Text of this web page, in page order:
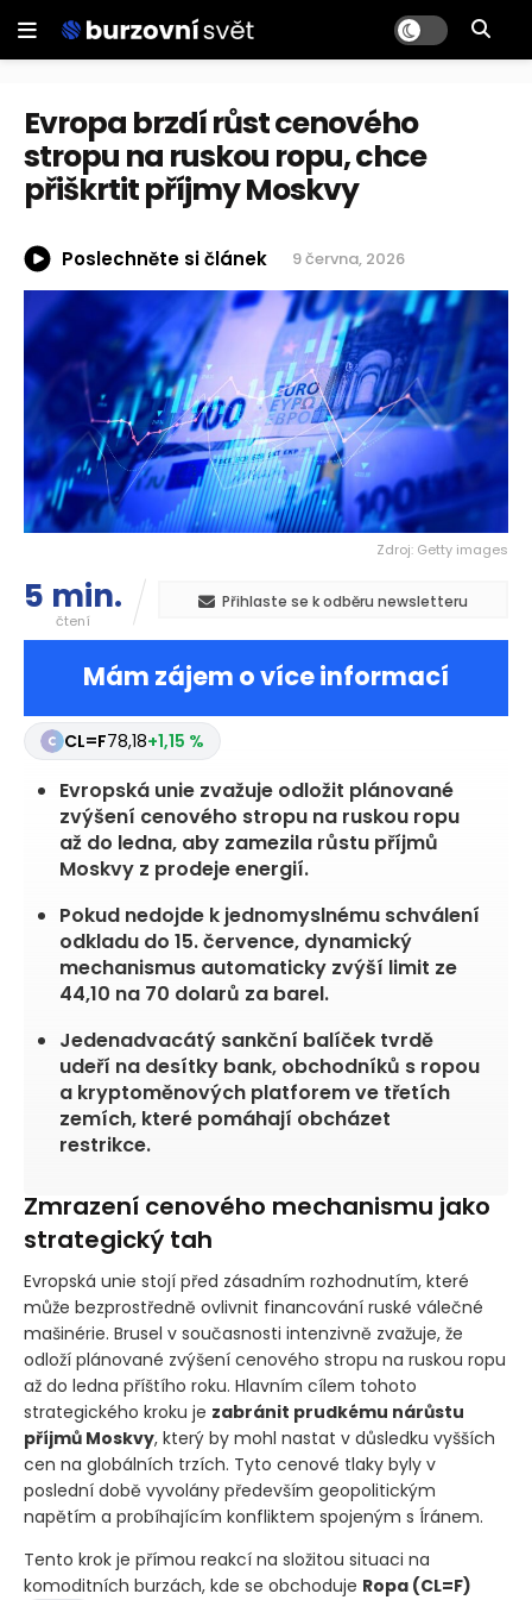
Evropa brzdí růst cenového
stropu na ruskou ropu, chce
přiškrtit příjmy Moskvy
Poslechněte si článek 9 června, 2026
Zdroj: Getty images
5 min.
čtení
Přihlaste se k odběru newsletteru
Mám zájem o více informací
CL=F78,18+1,15 %
Evropská unie zvažuje odložit plánované
zvýšení cenového stropu na ruskou ropu
až do ledna, aby zamezila růstu příjmů
Moskvy z prodeje energií.
Pokud nedojde k jednomyslnému schválení
odkladu do 15. července, dynamický
mechanismus automaticky zvýší limit ze
44,10 na 70 dolarů za barel.
Jedenadvacátý sankční balíček tvrdě
udeří na desítky bank, obchodníků s ropou
a kryptoměnových platforem ve třetích
zemích, které pomáhají obcházet
restrikce.
Zmrazení cenového mechanismu jako
strategický tah
Evropská unie stojí před zásadním rozhodnutím, které
může bezprostředně ovlivnit financování ruské válečné
mašinérie. Brusel v současnosti intenzivně zvažuje, že
odloží plánované zvýšení cenového stropu na ruskou ropu
až do ledna příštího roku. Hlavním cílem tohoto
strategického kroku je zabránit prudkému nárůstu
příjmů Moskvy, který by mohl nastat v důsledku vyšších
cen na globálních trzích. Tyto cenové tlaky byly v
poslední době vyvolány především geopolitickým
napětím a probíhajícím konfliktem spojeným s Íránem.
Tento krok je přímou reakcí na složitou situaci na
komoditních burzách, kde se obchoduje Ropa (CL=F)